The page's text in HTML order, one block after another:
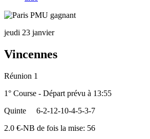
jeudi 23 janvier
Vincennes
Réunion 1
1° Course - Départ prévu à 13:55
Quinte
6-2-12-10-4-5-3-7
2.0 €-NB de fois la mise: 56